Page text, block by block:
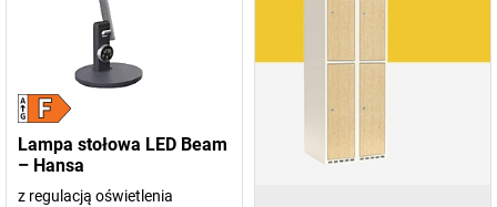
Lampa stołowa LED Beam
– Hansa
z regulacją oświetlenia